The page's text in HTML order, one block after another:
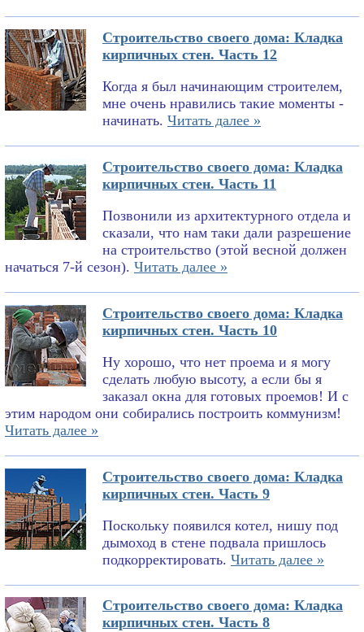
Строительство своего дома: Кладка
кирпичных стен. Часть 12
Когда я был начинающим строителем,
мне очень нравились такие моменты -
начинать. Читать далее »
Строительство своего дома: Кладка
кирпичных стен. Часть 11
Позвонили из архитектурного отдела и
сказали, что нам таки дали разрешение
на строительство (этой весной должен
начаться 7-й сезон). Читать далее »
Строительство своего дома: Кладка
кирпичных стен. Часть 10
Ну хорошо, что нет проема и я могу
сделать любую высоту, а если бы я
заказал окна для готовых проемов! И с
этим народом они собирались построить коммунизм!
Читать далее »
Строительство своего дома: Кладка
кирпичных стен. Часть 9
Поскольку появился котел, нишу под
дымоход в стене подвала пришлось
подкорректировать. Читать далее »
Строительство своего дома: Кладка
кирпичных стен. Часть 8